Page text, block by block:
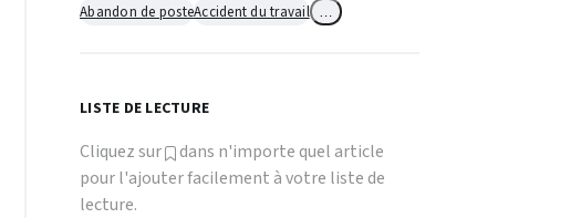
Abandon de posteAccident du travail
LISTE DE LECTURE
Cliquez sur
dans n'importe quel article
pour l'ajouter facilement à votre liste de
lecture.